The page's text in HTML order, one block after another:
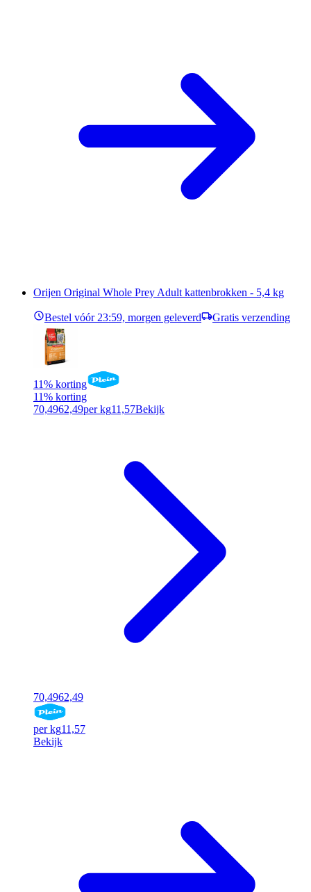
Orijen Original Whole Prey Adult kattenbrokken - 5,4 kg
Bestel vóór 23:59, morgen geleverd Gratis verzending
11% korting
11% korting
70,4962,49per kg11,57Bekijk
70,4962,49
per kg11,57
Bekijk